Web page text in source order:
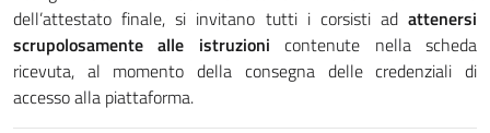
dell’attestato finale, si invitano tutti i corsisti ad attenersi
scrupolosamente alle istruzioni contenute nella scheda
ricevuta, al momento della consegna delle credenziali di
accesso alla piattaforma.